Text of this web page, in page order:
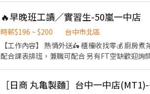
擺盤、打包外帶服務。
🔥早晚班工讀／實習生-50嵐一中店
時薪$196 ~ $200
台中市北區
【工作內容】 熱情外送🛵 櫃檯收找零💰 廚房
配合課表排班，兼職可配合 另有FT空缺歡迎詢